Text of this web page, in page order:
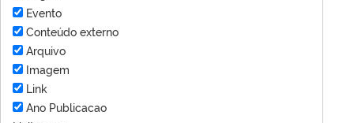
Evento
Conteúdo externo
Arquivo
Imagem
Link
Ano Publicacao